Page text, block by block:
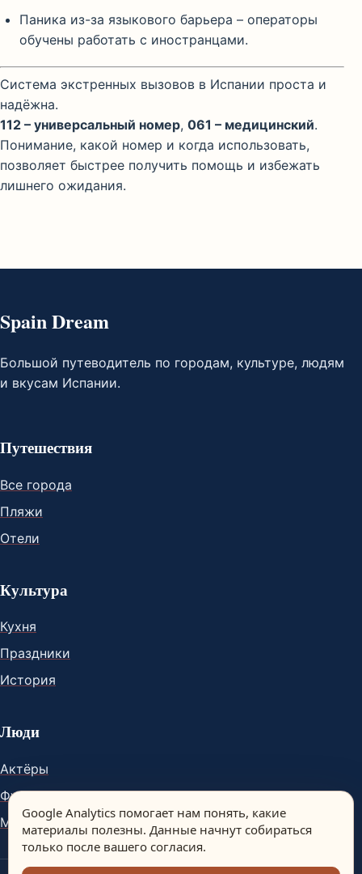
Паника из-за языкового барьера – операторы
обучены работать с иностранцами.
Система экстренных вызовов в Испании проста и
надёжна.
112 – универсальный номер, 061 – медицинский.
Понимание, какой номер и когда использовать,
позволяет быстрее получить помощь и избежать
лишнего ожидания.
Spain Dream
Большой путеводитель по городам, культуре, людям
и вкусам Испании.
Путешествия
Все города
Пляжи
Отели
Культура
Кухня
Праздники
История
Люди
Актёры
Футболисты
Музыканты
Google Analytics помогает нам понять, какие
материалы полезны. Данные начнут собираться
только после вашего согласия.